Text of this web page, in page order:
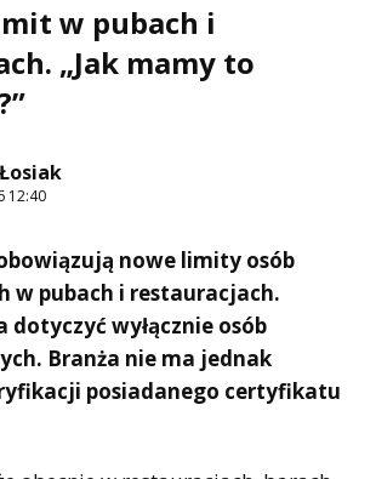
w pubach i
„Jak mamy to
12:40
nowe limity osób
w pubach i restauracjach.
dotyczyć wyłącznie osób
Branża nie ma jednak
posiadanego certyfikatu